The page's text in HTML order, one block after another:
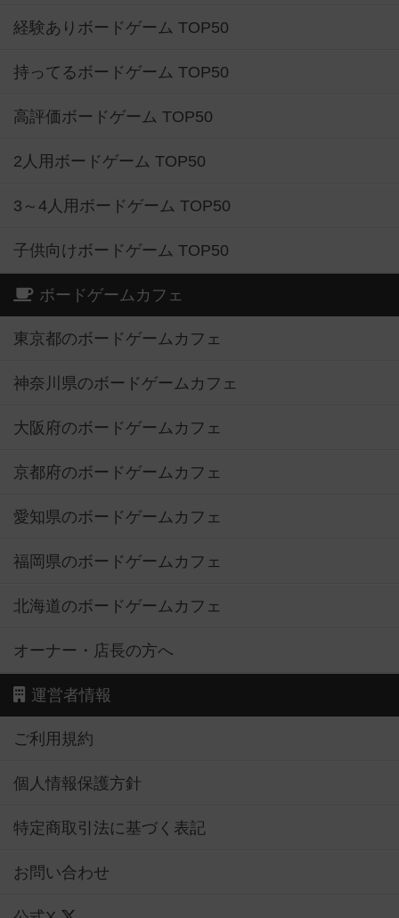
経験ありボードゲーム TOP50
持ってるボードゲーム TOP50
高評価ボードゲーム TOP50
2人用ボードゲーム TOP50
3～4人用ボードゲーム TOP50
子供向けボードゲーム TOP50
ボードゲームカフェ
東京都のボードゲームカフェ
神奈川県のボードゲームカフェ
大阪府のボードゲームカフェ
京都府のボードゲームカフェ
愛知県のボードゲームカフェ
福岡県のボードゲームカフェ
北海道のボードゲームカフェ
オーナー・店長の方へ
運営者情報
ご利用規約
個人情報保護方針
特定商取引法に基づく表記
お問い合わせ